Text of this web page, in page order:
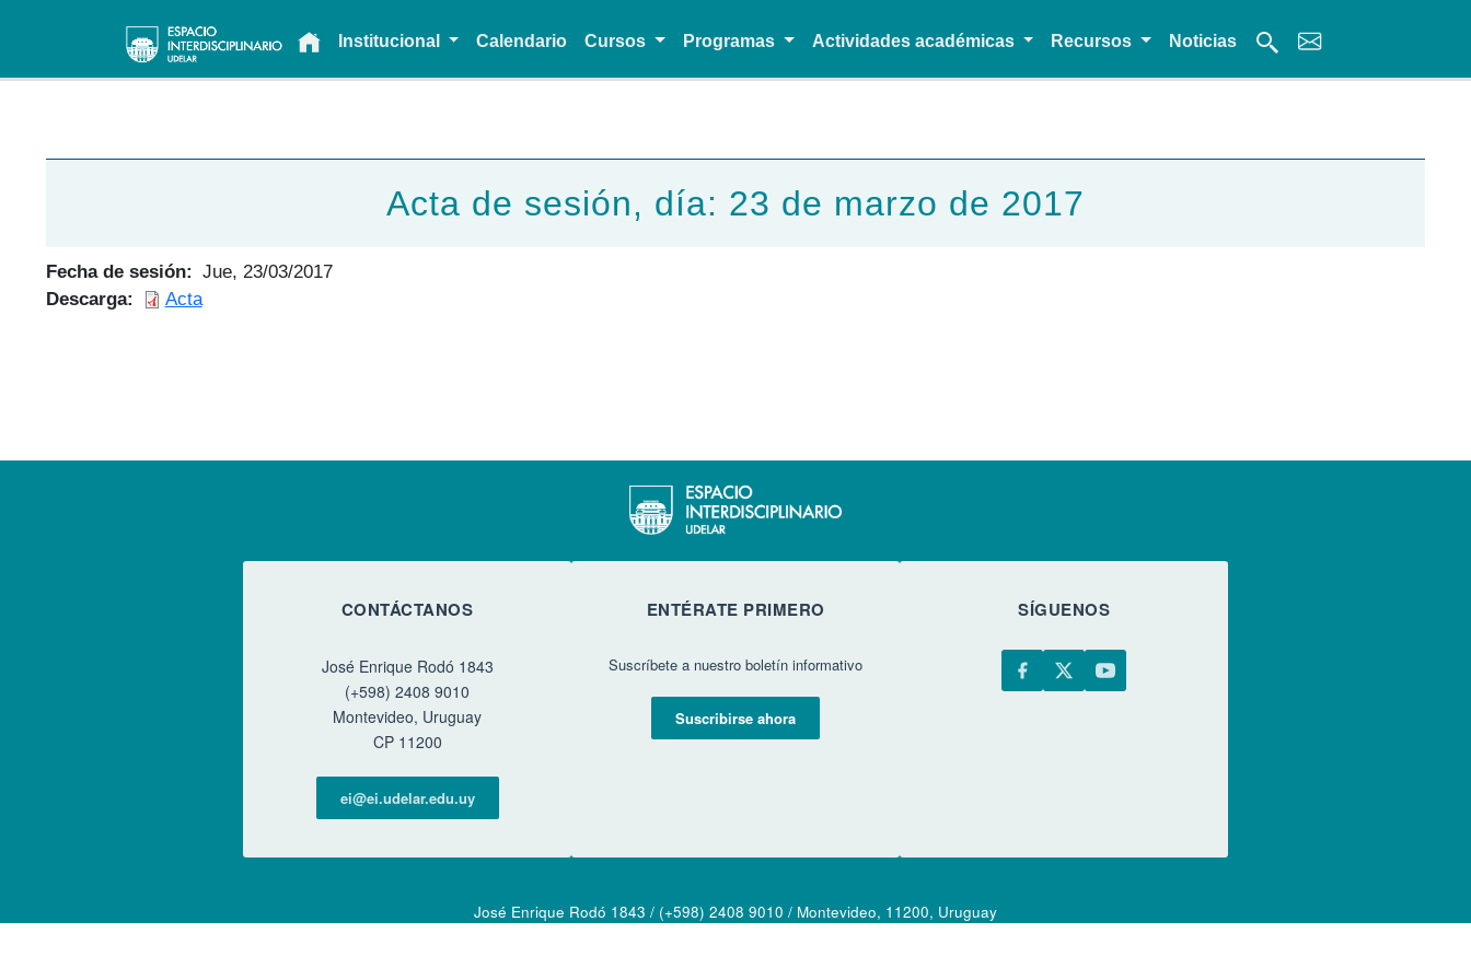
Main navigationInstitucional Calendario Cursos Programas Actividades académicas Recursos Noticias
Acta de sesión, día: 23 de marzo de 2017
Fecha de sesión
Jue, 23/03/2017
Descarga
Acta
CONTÁCTANOS
José Enrique Rodó 1843
(+598) 2408 9010
Montevideo, Uruguay
CP 11200
ei@ei.udelar.edu.uy
ENTÉRATE PRIMERO
Suscríbete a nuestro boletín informativo
Suscribirse ahora
SÍGUENOS
José Enrique Rodó 1843 / (+598) 2408 9010 / Montevideo, 11200, Uruguay